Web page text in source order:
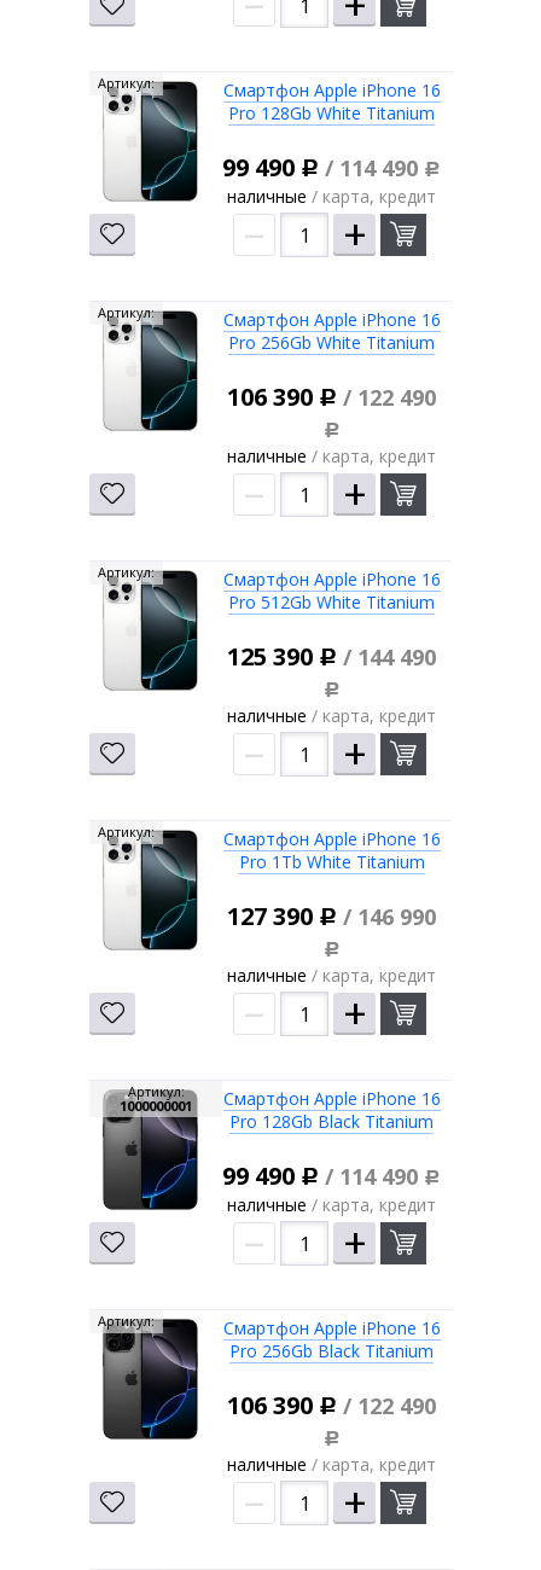
Смартфон Apple iPhone 16
Pro 128Gb White Titanium
Артикул:
99 490 Р / 114 490 Р
наличные/ карта, кредит
– +
Смартфон Apple iPhone 16
Pro 256Gb White Titanium
Артикул:
106 390 Р / 122 490
Р
наличные/ карта, кредит
– +
Смартфон Apple iPhone 16
Pro 512Gb White Titanium
Артикул:
125 390 Р / 144 490
Р
наличные/ карта, кредит
– +
Смартфон Apple iPhone 16
Pro 1Tb White Titanium
Артикул:
127 390 Р / 146 990
Р
наличные/ карта, кредит
– +
Смартфон Apple iPhone 16
Pro 128Gb Black Titanium
Артикул:
1000000001
99 490 Р / 114 490 Р
наличные/ карта, кредит
– +
Смартфон Apple iPhone 16
Pro 256Gb Black Titanium
Артикул:
106 390 Р / 122 490
Р
наличные/ карта, кредит
– +